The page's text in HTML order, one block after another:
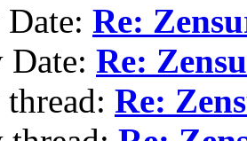
Re:
Date: Re:
Re: